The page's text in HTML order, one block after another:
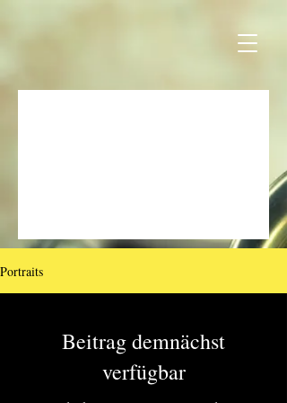
Portraits
Beitrag demnächst
verfügbar